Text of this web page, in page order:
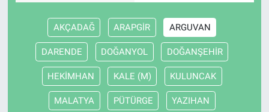
AKÇADAĞ ARAPGİR ARGUVAN
DARENDE DOĞANYOL DOĞANŞEHİR
HEKİMHAN KALE (M) KULUNCAK
MALATYA PÜTÜRGE YAZIHAN